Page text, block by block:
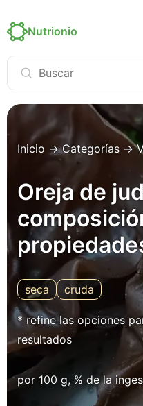
Nutrionio
Inicio →Categorías →
Oreja de
seca cruda
* refine las opciones
resultados
por 100 g, % de la